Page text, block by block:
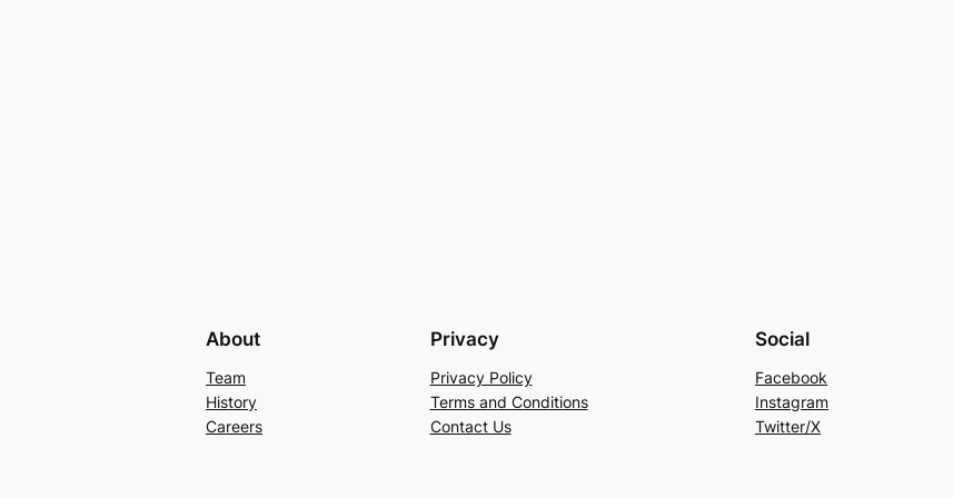
About
Team
History
Careers
Privacy
Privacy Policy
Terms and Conditions
Contact Us
Social
Facebook
Instagram
Twitter/X